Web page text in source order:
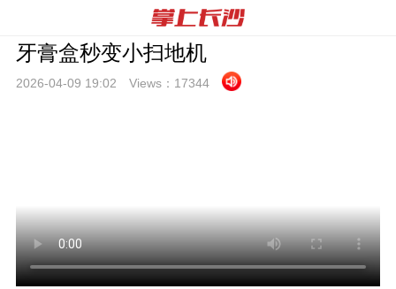
牙膏盒秒变小扫地机
2026-04-09 19:02 Views： 17344